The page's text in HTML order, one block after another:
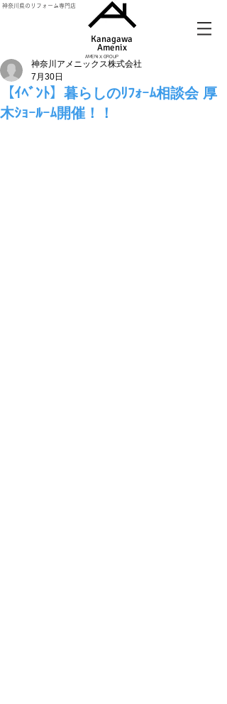
神奈川県のリフォーム専門店
Kanagawa
Amenix​
AMENIX GROUP
【ｲﾍﾞﾝﾄ】暮らしのﾘﾌｫｰﾑ相談会 厚
木ｼｮｰﾙｰﾑ開催！！
神奈川アメニックス株式会社
7月30日